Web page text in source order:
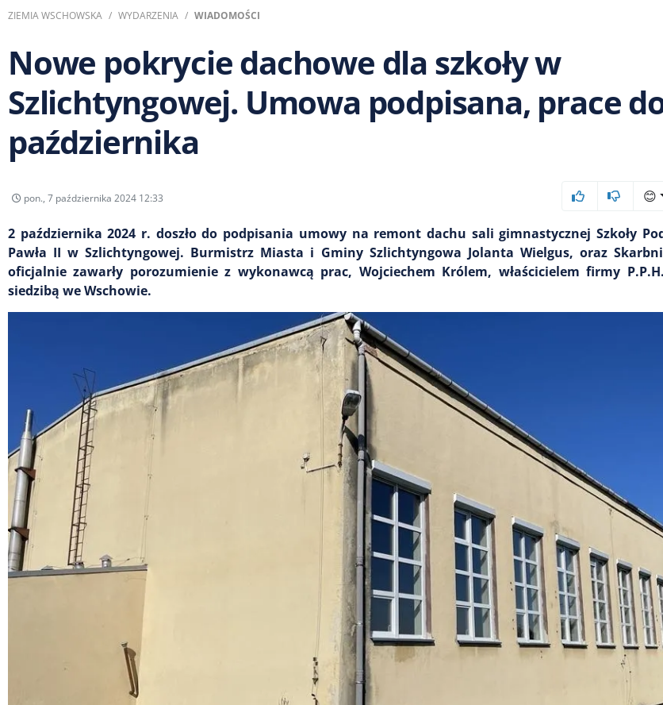
ZIEMIA WSCHOWSKA WYDARZENIA WIADOMOŚCI
Nowe pokrycie dachowe dla szkoły w
Szlichtyngowej. Umowa podpisana, prace
października
pon., 7 października 2024 12:33 😊
2 października 2024 r. doszło do podpisania umowy na remont dachu sali gimnastycznej Szkoły
Pawła II w Szlichtyngowej. Burmistrz Miasta i Gminy Szlichtyngowa Jolanta Wielgus, oraz
oficjalnie zawarły porozumienie z wykonawcą prac, Wojciechem Królem, właścicielem firmy
siedzibą we Wschowie.